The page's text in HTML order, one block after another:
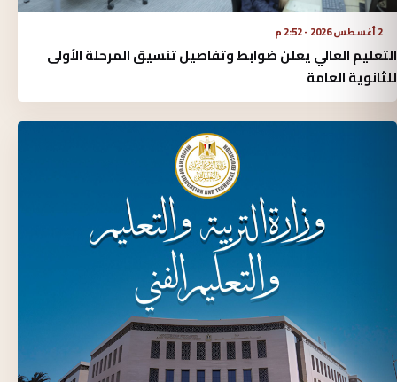
2 أغسطس 2026 - 2:52 م
التعليم العالي يعلن ضوابط وتفاصيل تنسيق المرحلة الأولى
للثانوية العامة